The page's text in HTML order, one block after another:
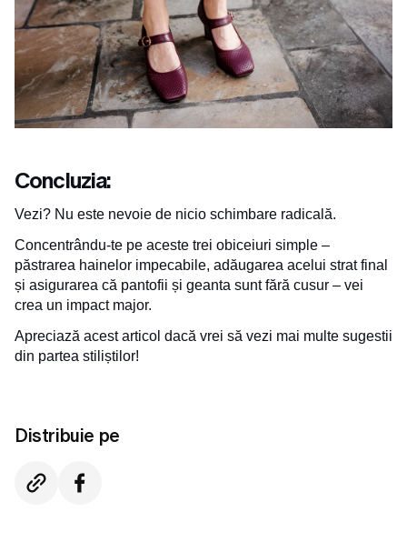
Concluzia:
Vezi? Nu este nevoie de nicio schimbare radicală.
Concentrându-te pe aceste trei obiceiuri simple –
păstrarea hainelor impecabile, adăugarea acelui strat final
și asigurarea că pantofii și geanta sunt fără cusur – vei
crea un impact major.
Apreciază acest articol dacă vrei să vezi mai multe sugestii
din partea stiliștilor!
Distribuie pe